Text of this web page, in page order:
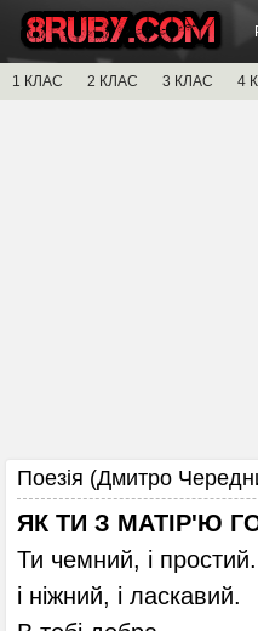
1 КЛАС 2 КЛАС 3 КЛАС 4
Поезія (Дмитро
ЯК ТИ З МАТІР'Ю
Ти чемний, і простий.
і ніжний, і ласкавий.